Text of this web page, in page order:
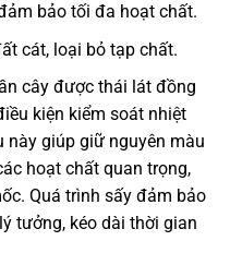
bảo tối đa hoạt chất.
cát, loại bỏ tạp chất.
cây được thái lát đồng
kiện kiểm soát nhiệt
này giúp giữ nguyên màu
hoạt chất quan trọng,
Quá trình sấy đảm bảo
tưởng, kéo dài thời gian